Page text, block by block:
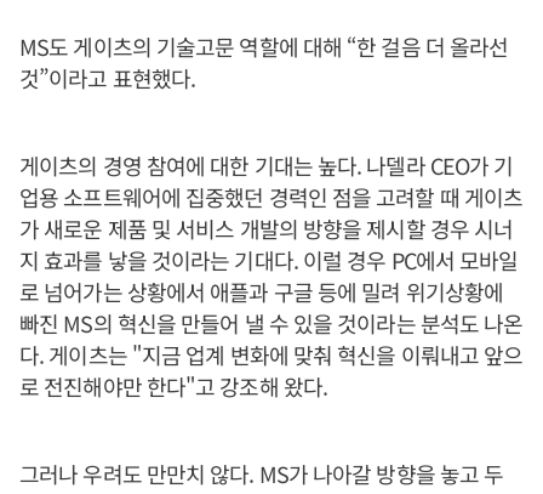
MS도 게이츠의 기술고문 역할에 대해 “한 걸음 더 올라선
것”이라고 표현했다.
게이츠의 경영 참여에 대한 기대는 높다. 나델라 CEO가 기
업용 소프트웨어에 집중했던 경력인 점을 고려할 때 게이츠
가 새로운 제품 및 서비스 개발의 방향을 제시할 경우 시너
지 효과를 낳을 것이라는 기대다. 이럴 경우 PC에서 모바일
로 넘어가는 상황에서 애플과 구글 등에 밀려 위기상황에
빠진 MS의 혁신을 만들어 낼 수 있을 것이라는 분석도 나온
다. 게이츠는 "지금 업계 변화에 맞춰 혁신을 이뤄내고 앞으
로 전진해야만 한다"고 강조해 왔다.
그러나 우려도 만만치 않다. MS가 나아갈 방향을 놓고 두